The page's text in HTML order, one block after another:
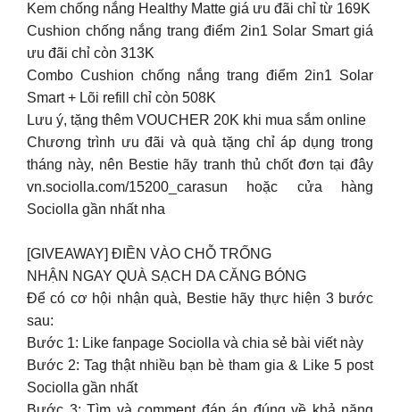
Kem chống nắng Healthy Matte giá ưu đãi chỉ từ 169K
Cushion chống nắng trang điểm 2in1 Solar Smart giá
ưu đãi chỉ còn 313K
Combo Cushion chống nắng trang điểm 2in1 Solar
Smart + Lõi refill chỉ còn 508K
Lưu ý, tặng thêm VOUCHER 20K khi mua sắm online
Chương trình ưu đãi và quà tặng chỉ áp dụng trong
tháng này, nên Bestie hãy tranh thủ chốt đơn tại đây
vn.sociolla.com/15200_carasun hoặc cửa hàng
Sociolla gần nhất nha
[GIVEAWAY] ĐIỀN VÀO CHỖ TRỐNG
NHẬN NGAY QUÀ SẠCH DA CĂNG BÓNG
Để có cơ hội nhận quà, Bestie hãy thực hiện 3 bước
sau:
Bước 1: Like fanpage Sociolla và chia sẻ bài viết này
Bước 2: Tag thật nhiều bạn bè tham gia & Like 5 post
Sociolla gần nhất